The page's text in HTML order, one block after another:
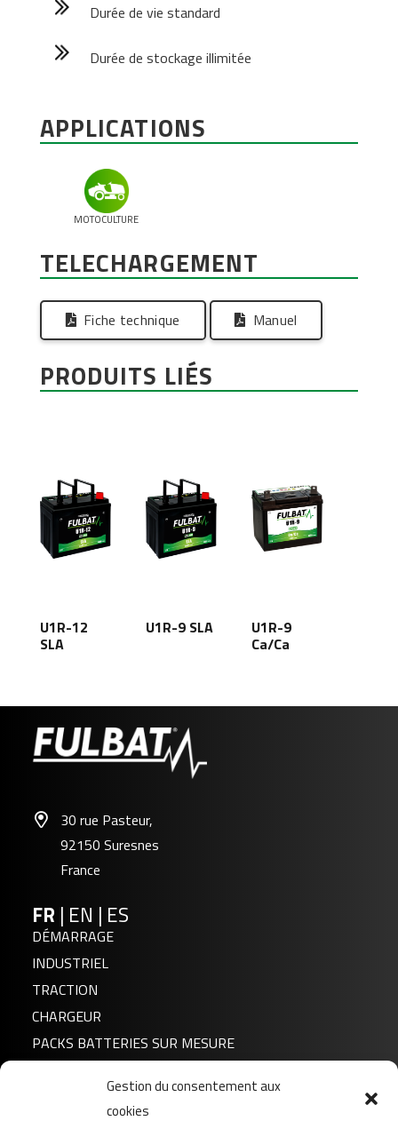
Gestion du consentement aux
cookies
Durée de vie standard
Durée de stockage illimitée
APPLICATIONS
MOTOCULTURE
TELECHARGEMENT
Fiche technique Manuel
PRODUITS LIÉS
U1R-12
SLA
U1R-9 SLA U1R-9
Ca/Ca
30 rue Pasteur,
92150 Suresnes
France
FR | EN | ES
DÉMARRAGE
INDUSTRIEL
TRACTION
CHARGEUR
PACKS BATTERIES SUR MESURE